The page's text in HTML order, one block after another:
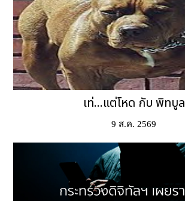
เท่...แต่โหด กับ พิทบูล
9 ส.ค. 2569